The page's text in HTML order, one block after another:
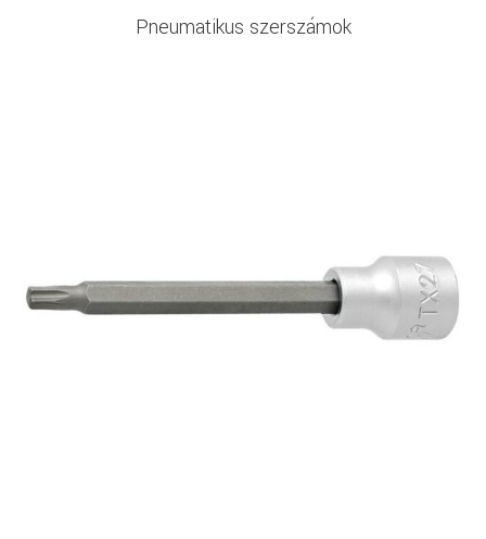
Pneumatikus szerszámok